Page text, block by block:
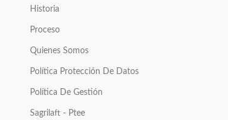
Historia
Proceso
Quienes Somos
Política Protección De Datos
Política De Gestión
Sagrilaft - Ptee